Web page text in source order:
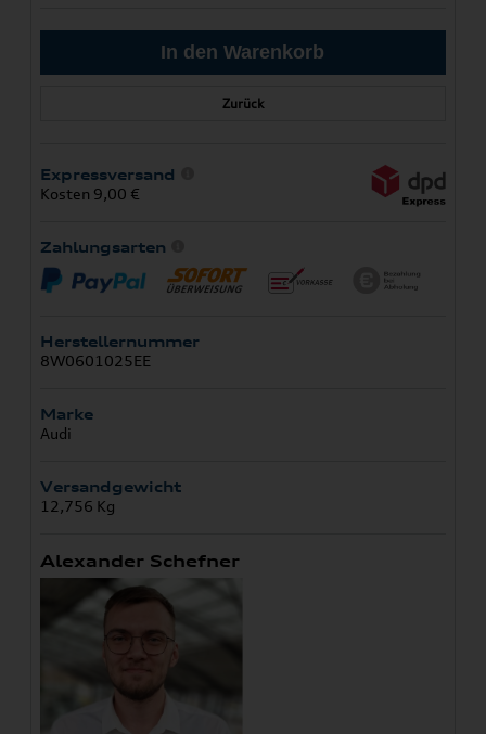
Zurück
Expressversand
Kosten 9,00 €
Zahlungsarten
Herstellernummer
8W0601025EE
Marke
Audi
Versandgewicht
12,756 Kg
Alexander Schefner